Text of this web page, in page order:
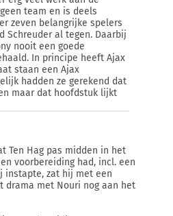
team en is deels
zeven belangrijke spelers
Schreuder al tegen. Daarbij
nooit een goede
In principe heeft Ajax
staan een Ajax
hadden ze gerekend dat
maar dat hoofdstuk lijkt
Ten Hag pas midden in het
voorbereiding had, incl. een
instapte, zat hij met een
drama met Nouri nog aan het